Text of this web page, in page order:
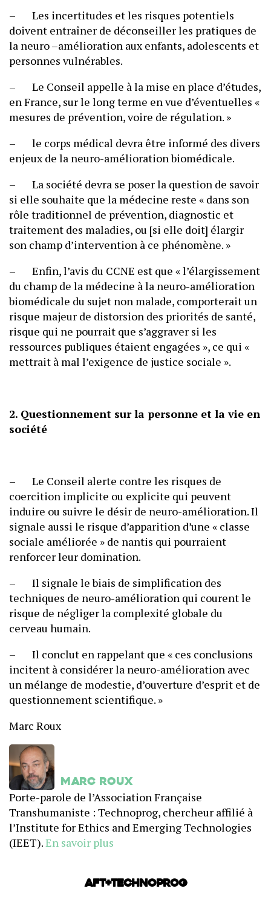
– Les incertitudes et les risques potentiels
doivent entraîner de déconseiller les pratiques de
la neuro –amélioration aux enfants, adolescents et
personnes vulnérables.
– Le Conseil appelle à la mise en place d’études,
en France, sur le long terme en vue d’éventuelles «
mesures de prévention, voire de régulation. »
– le corps médical devra être informé des divers
enjeux de la neuro-amélioration biomédicale.
– La société devra se poser la question de savoir
si elle souhaite que la médecine reste « dans son
rôle traditionnel de prévention, diagnostic et
traitement des maladies, ou [si elle doit] élargir
son champ d’intervention à ce phénomène. »
– Enfin, l’avis du CCNE est que « l’élargissement
du champ de la médecine à la neuro-amélioration
biomédicale du sujet non malade, comporterait un
risque majeur de distorsion des priorités de santé,
risque qui ne pourrait que s’aggraver si les
ressources publiques étaient engagées », ce qui «
mettrait à mal l’exigence de justice sociale ».
2. Questionnement sur la personne et la vie en
société
– Le Conseil alerte contre les risques de
coercition implicite ou explicite qui peuvent
induire ou suivre le désir de neuro-amélioration. Il
signale aussi le risque d’apparition d’une « classe
sociale améliorée » de nantis qui pourraient
renforcer leur domination.
– Il signale le biais de simplification des
techniques de neuro-amélioration qui courent le
risque de négliger la complexité globale du
cerveau humain.
– Il conclut en rappelant que « ces conclusions
incitent à considérer la neuro-amélioration avec
un mélange de modestie, d’ouverture d’esprit et de
questionnement scientifique. »
Marc Roux
Marc Roux
Porte-parole de l’Association Française
Transhumaniste : Technoprog, chercheur affilié à
l’Institute for Ethics and Emerging Technologies
(IEET).En savoir plus
AFT+Technoprog